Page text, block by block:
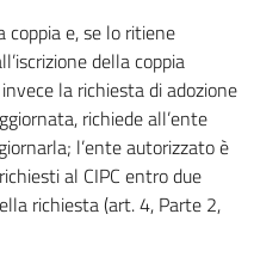
coppia e, se lo ritiene
della coppia
la richiesta di adozione
richiede all’ente
l’ente autorizzato è
al CIPC entro due
richiesta (art. 4, Parte 2,